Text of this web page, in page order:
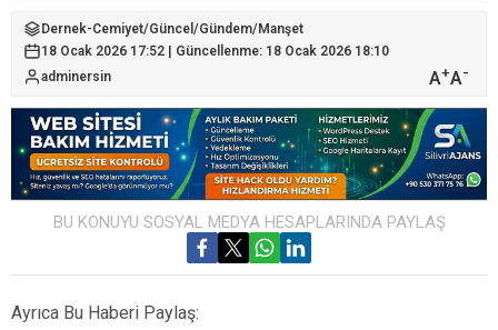
Dernek-Cemiyet/Güncel /Gündem/Manşet
18 Ocak 2026 17:52 | Güncellenme: 18 Ocak 2026 18:10
adminersin
A+A-
BU KONUYU SOSYAL MEDYA HESAPLARINDA PAYLAŞ
Ayrıca Bu Haberi Paylaş: